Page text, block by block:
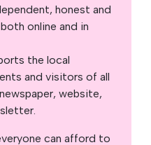
honest and
online and in
the local
and visitors of all
website,
can afford to